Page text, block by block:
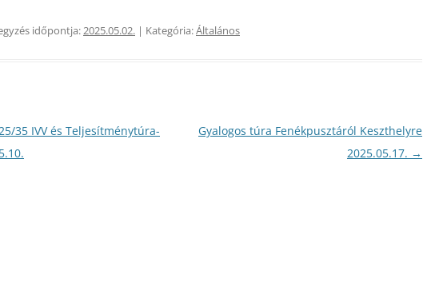
időpontja:2025.05.02. | Kategória:Általános
35 IVV és Teljesítménytúra-
Gyalogos túra Fenékpusztáról Keszthelyre
2025.05.17. →